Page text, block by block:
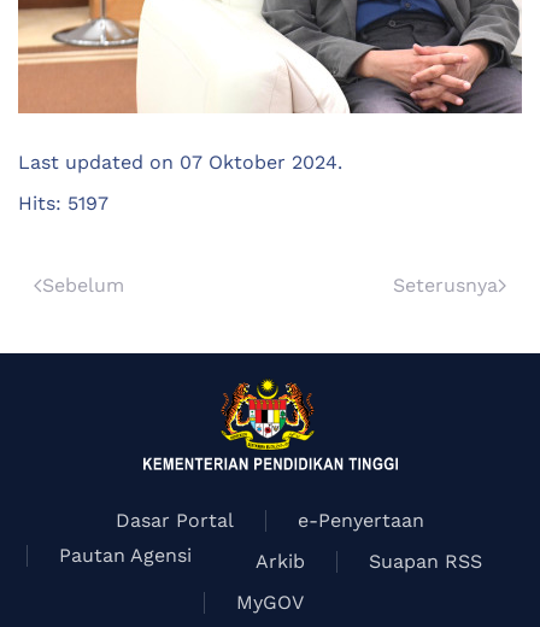
Last updated on 07 Oktober 2024.
Hits: 5197
Sebelum Seterusnya
Dasar Portal
e-Penyertaan
Pautan Agensi
Arkib
Suapan RSS
MyGOV